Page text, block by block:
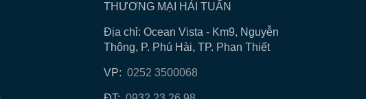
THƯƠNG MẠI HẢI TUẤN
Địa chỉ: Ocean Vista - Km9, Nguyễn
Thông, P. Phú Hài, TP. Phan Thiết
VP:0252 3500068